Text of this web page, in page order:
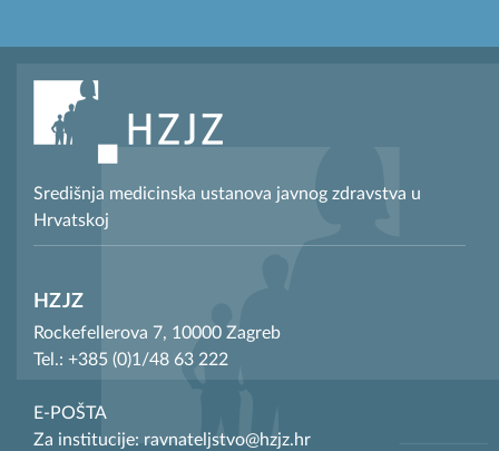
Središnja medicinska ustanova javnog zdravstva u
Hrvatskoj
HZJZ
Rockefellerova 7, 10000 Zagreb
Tel.: +385 (0)1/48 63 222
E-POŠTA
Za institucije: ravnateljstvo@hzjz.hr